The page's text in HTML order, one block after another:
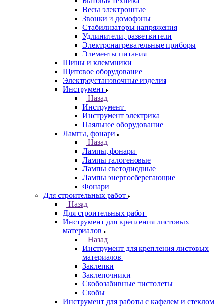
Весы электронные
Звонки и домофоны
Стабилизаторы напряжения
Удлинители, разветвители
Электронагревательные приборы
Элементы питания
Шины и клеммники
Щитовое оборудование
Электроустановочные изделия
Инструмент
Назад
Инструмент
Инструмент электрика
Паяльное оборудование
Лампы, фонари
Назад
Лампы, фонари
Лампы галогеновые
Лампы светодиодные
Лампы энергосберегающие
Фонари
Для строительных работ
Назад
Для строительных работ
Инструмент для крепления листовых
материалов
Назад
Инструмент для крепления листовых
материалов
Заклепки
Заклепочники
Скобозабивные пистолеты
Скобы
Инструмент для работы с кафелем и стеклом